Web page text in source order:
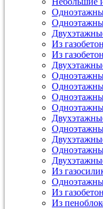
Из
Из
Из
Из
Из